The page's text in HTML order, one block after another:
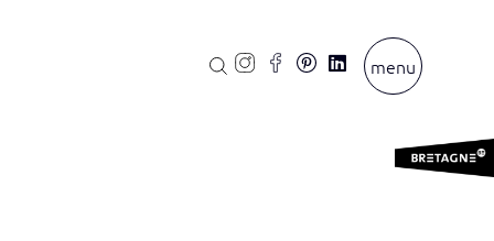
menu